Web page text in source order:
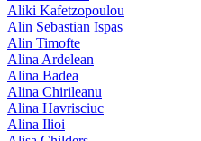
Aliki Kafetzopoulou
Alin Sebastian Ispas
Alin Timofte
Alina Ardelean
Alina Badea
Alina Chirileanu
Alina Havrisciuc
Alina Ilioi